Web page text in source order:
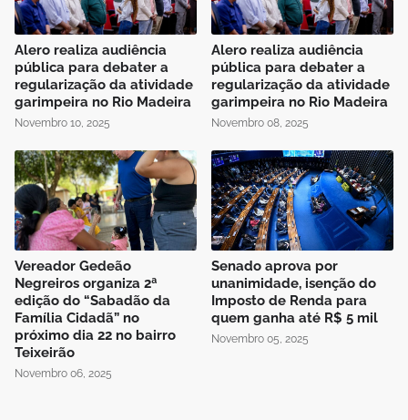
Alero realiza audiência
pública para debater a
regularização da atividade
garimpeira no Rio Madeira
Novembro 10, 2025
Alero realiza audiência
pública para debater a
regularização da atividade
garimpeira no Rio Madeira
Novembro 08, 2025
Vereador Gedeão
Negreiros organiza 2ª
edição do “Sabadão da
Família Cidadã” no
próximo dia 22 no bairro
Teixeirão
Novembro 06, 2025
Senado aprova por
unanimidade, isenção do
Imposto de Renda para
quem ganha até R$ 5 mil
Novembro 05, 2025